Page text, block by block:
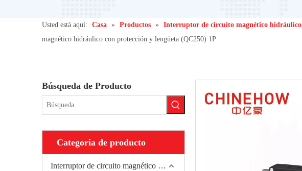
Usted está aquí: Casa » Productos » Interruptor de circuito magnético hidráulico
magnético hidráulico con protección y lengüeta (QC250) 1P
Búsqueda de Producto
Categoria de producto
Interruptor de circuito magnético hidráulico